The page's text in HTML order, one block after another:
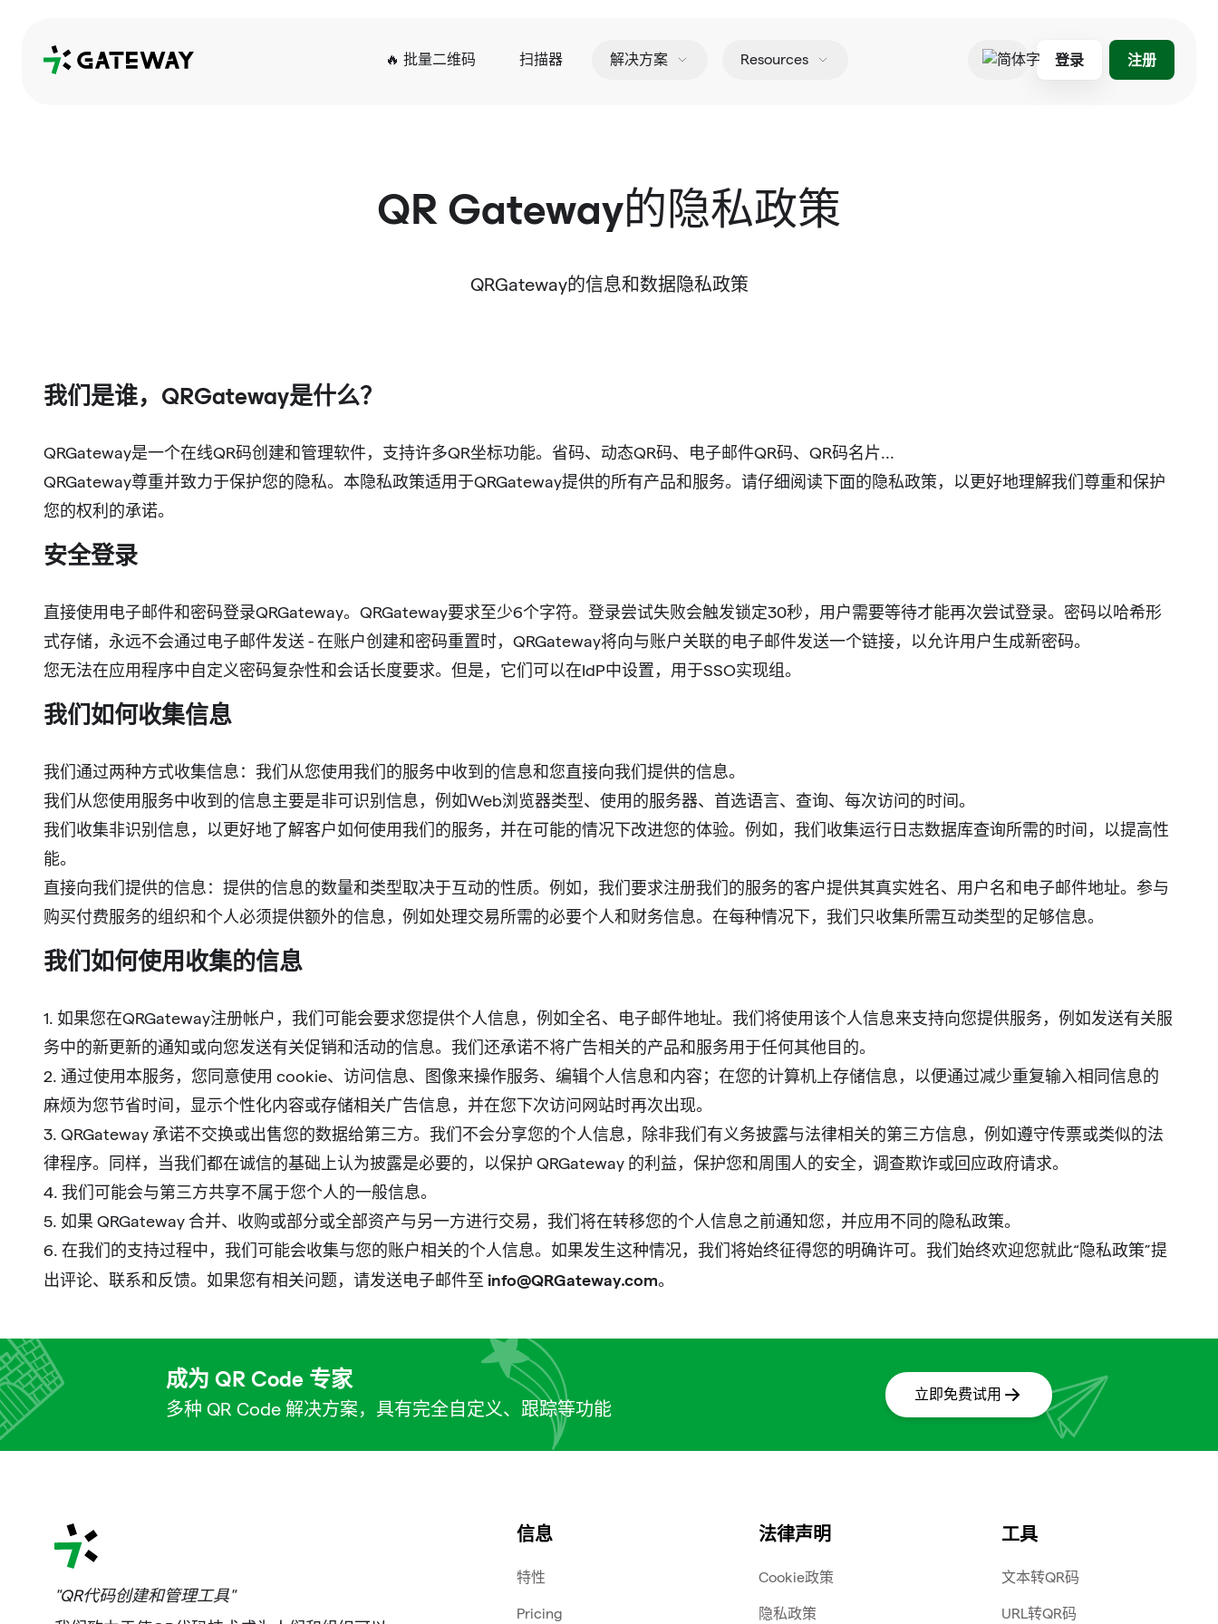
QRGateway 🔥 批量二维码 扫描器 解决方案 Resources
简体字
登录 注册
QR Gateway的隐私政策
QRGateway的信息和数据隐私政策
我们是谁，QRGateway是什么？
QRGateway是一个在线QR码创建和管理软件，支持许多QR坐标功能。省码、动态QR码、电子邮件QR码、QR码名片...
QRGateway尊重并致力于保护您的隐私。本隐私政策适用于QRGateway提供的所有产品和服务。请仔细阅读下面的隐私政策，以更好地理解我们尊重和保护
您的权利的承诺。
安全登录
直接使用电子邮件和密码登录QRGateway。QRGateway要求至少6个字符。登录尝试失败会触发锁定30秒，用户需要等待才能再次尝试登录。密码以哈希形
式存储，永远不会通过电子邮件发送 - 在账户创建和密码重置时，QRGateway将向与账户关联的电子邮件发送一个链接，以允许用户生成新密码。
您无法在应用程序中自定义密码复杂性和会话长度要求。但是，它们可以在IdP中设置，用于SSO实现组。
我们如何收集信息
我们通过两种方式收集信息：我们从您使用我们的服务中收到的信息和您直接向我们提供的信息。
我们从您使用服务中收到的信息主要是非可识别信息，例如Web浏览器类型、使用的服务器、首选语言、查询、每次访问的时间。
我们收集非识别信息，以更好地了解客户如何使用我们的服务，并在可能的情况下改进您的体验。例如，我们收集运行日志数据库查询所需的时间，以提高性
能。
直接向我们提供的信息：提供的信息的数量和类型取决于互动的性质。例如，我们要求注册我们的服务的客户提供其真实姓名、用户名和电子邮件地址。参与
购买付费服务的组织和个人必须提供额外的信息，例如处理交易所需的必要个人和财务信息。在每种情况下，我们只收集所需互动类型的足够信息。
我们如何使用收集的信息
1. 如果您在QRGateway注册帐户，我们可能会要求您提供个人信息，例如全名、电子邮件地址。我们将使用该个人信息来支持向您提供服务，例如发送有关服
务中的新更新的通知或向您发送有关促销和活动的信息。我们还承诺不将广告相关的产品和服务用于任何其他目的。
2. 通过使用本服务，您同意使用 cookie、访问信息、图像来操作服务、编辑个人信息和内容；在您的计算机上存储信息，以便通过减少重复输入相同信息的
麻烦为您节省时间，显示个性化内容或存储相关广告信息，并在您下次访问网站时再次出现。
3. QRGateway 承诺不交换或出售您的数据给第三方。我们不会分享您的个人信息，除非我们有义务披露与法律相关的第三方信息，例如遵守传票或类似的法
律程序。同样，当我们都在诚信的基础上认为披露是必要的，以保护 QRGateway 的利益，保护您和周围人的安全，调查欺诈或回应政府请求。
4. 我们可能会与第三方共享不属于您个人的一般信息。
5. 如果 QRGateway 合并、收购或部分或全部资产与另一方进行交易，我们将在转移您的个人信息之前通知您，并应用不同的隐私政策。
6. 在我们的支持过程中，我们可能会收集与您的账户相关的个人信息。如果发生这种情况，我们将始终征得您的明确许可。我们始终欢迎您就此“隐私政策”提
出评论、联系和反馈。如果您有相关问题，请发送电子邮件至 info@QRGateway.com。
成为 QR Code 专家
多种 QR Code 解决方案，具有完全自定义、跟踪等功能
立即免费试用
"QR代码创建和管理工具"
信息
特性
Pricing
法律声明
Cookie政策
隐私政策
工具
文本转QR码
URL转QR码